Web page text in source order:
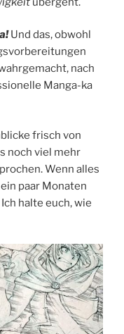
Und das, obwohl
nach
Manga-ka
frisch von
noch viel mehr
Wenn alles
paar Monaten
halte euch, wie